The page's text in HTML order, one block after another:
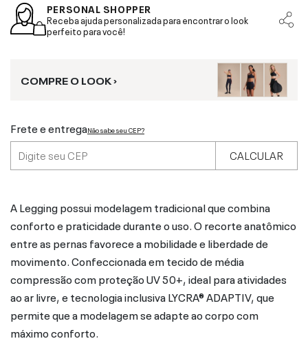
PERSONAL SHOPPER
Receba ajuda personalizada para encontrar o look
perfeito para você!
COMPRE O LOOK ›
Frete e entregaNão sabe seu CEP?
CALCULAR
A Legging possui modelagem tradicional que combina
conforto e praticidade durante o uso. O recorte anatômico
entre as pernas favorece a mobilidade e liberdade de
movimento. Confeccionada em tecido de média
compressão com proteção UV 50+, ideal para atividades
ao ar livre, e tecnologia inclusiva LYCRA® ADAPTIV, que
permite que a modelagem se adapte ao corpo com
máximo conforto.